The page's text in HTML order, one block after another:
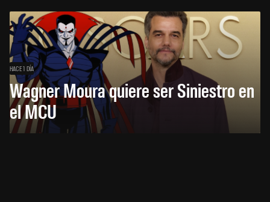
HACE 1 DÍA
Wagner Moura quiere ser Siniestro en
el MCU